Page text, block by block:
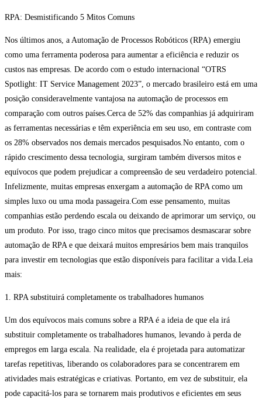
RPA: Desmistificando 5 Mitos Comuns
Nos últimos anos, a Automação de Processos Robóticos (RPA) emergiu
como uma ferramenta poderosa para aumentar a eficiência e reduzir os
custos nas empresas. De acordo com o estudo internacional “OTRS
Spotlight: IT Service Management 2023”, o mercado brasileiro está em uma
posição consideravelmente vantajosa na automação de processos em
comparação com outros países.Cerca de 52% das companhias já adquiriram
as ferramentas necessárias e têm experiência em seu uso, em contraste com
os 28% observados nos demais mercados pesquisados.No entanto, com o
rápido crescimento dessa tecnologia, surgiram também diversos mitos e
equívocos que podem prejudicar a compreensão de seu verdadeiro potencial.
Infelizmente, muitas empresas enxergam a automação de RPA como um
simples luxo ou uma moda passageira.Com esse pensamento, muitas
companhias estão perdendo escala ou deixando de aprimorar um serviço, ou
um produto. Por isso, trago cinco mitos que precisamos desmascarar sobre
automação de RPA e que deixará muitos empresários bem mais tranquilos
para investir em tecnologias que estão disponíveis para facilitar a vida.Leia
mais:
1. RPA substituirá completamente os trabalhadores humanos
Um dos equívocos mais comuns sobre a RPA é a ideia de que ela irá
substituir completamente os trabalhadores humanos, levando à perda de
empregos em larga escala. Na realidade, ela é projetada para automatizar
tarefas repetitivas, liberando os colaboradores para se concentrarem em
atividades mais estratégicas e criativas. Portanto, em vez de substituir, ela
pode capacitá-los para se tornarem mais produtivos e eficientes em seus